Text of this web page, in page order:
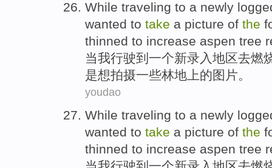
While traveling to a newly
wanted to take a picture of the
thinned to increase aspen tree
当我行驶到 一个新录入地区去燃
是想拍摄一些林地 上的图片。
youdao
While traveling to a newly
wanted to take a picture of the
thinned to increase aspen tree